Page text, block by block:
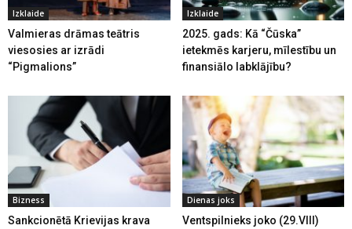
Izklaide
Valmieras drāmas teātris
viesosies ar izrādi
“Pigmalions”
Izklaide
2025. gads: Kā “Čūska”
ietekmēs karjeru, mīlestību un
finansiālo labklājību?
Bizness
Sankcionētā Krievijas krava
Dienas joks
Ventspilnieks joko (29.VIII)